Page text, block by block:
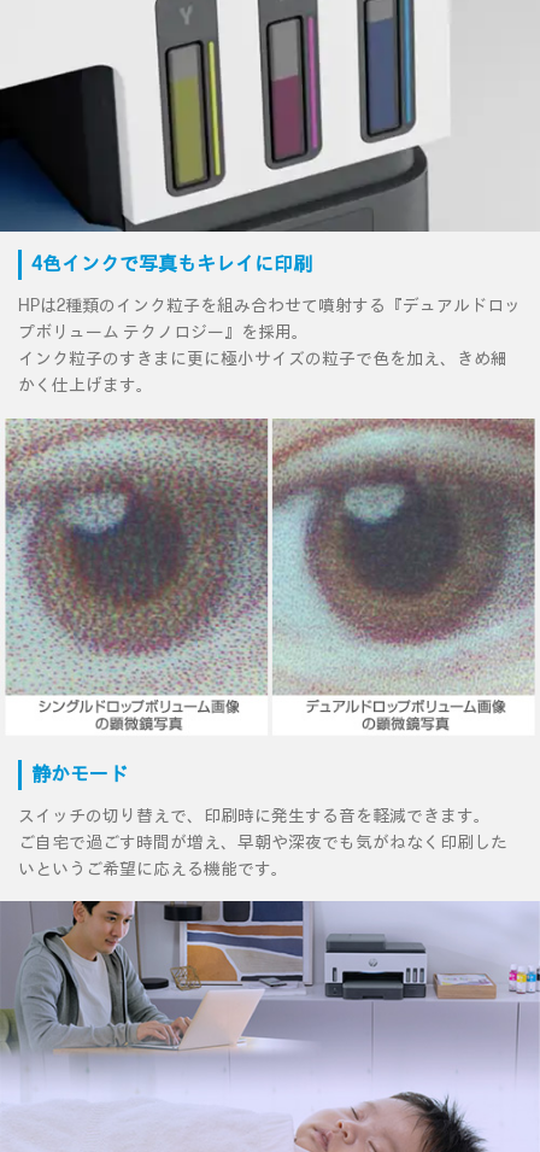
4色インクで写真もキレイに印刷
HPは2種類のインク粒子を組み合わせて噴射する『デュアルドロッ
プボリューム テクノロジー』を採用。
インク粒子のすきまに更に極小サイズの粒子で色を加え、きめ細
かく仕上げます。
静かモード
スイッチの切り替えで、印刷時に発生する音を軽減できます。
ご自宅で過ごす時間が増え、早朝や深夜でも気がねなく印刷した
いというご希望に応える機能です。